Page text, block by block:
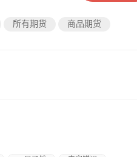
所有期货 商品期货